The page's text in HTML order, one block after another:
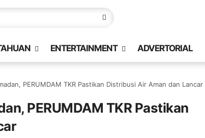
ENTERTAINMENT ADVERTORIAL
PERUMDAM TKR Pastikan Distribusi Air Aman dan Lancar
PERUMDAM TKR Pastikan